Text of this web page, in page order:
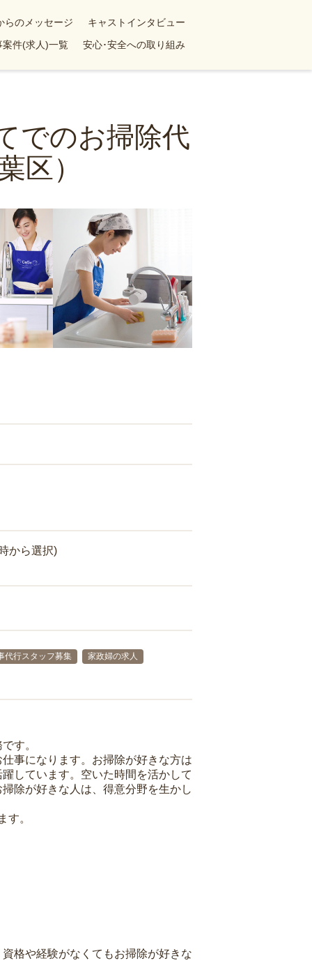
らのメッセージ
キャストインタビュー
案件(求人)一覧 安心･安全への取り組み
でのお掃除代
区）
から選択)
代行スタッフ募集
家政婦の求人
す。
事になります。お掃除が好きな方は
しています。空いた時間を活かして
除が好きな人は、得意分野を生かし
す。
格や経験がなくてもお掃除が好きな